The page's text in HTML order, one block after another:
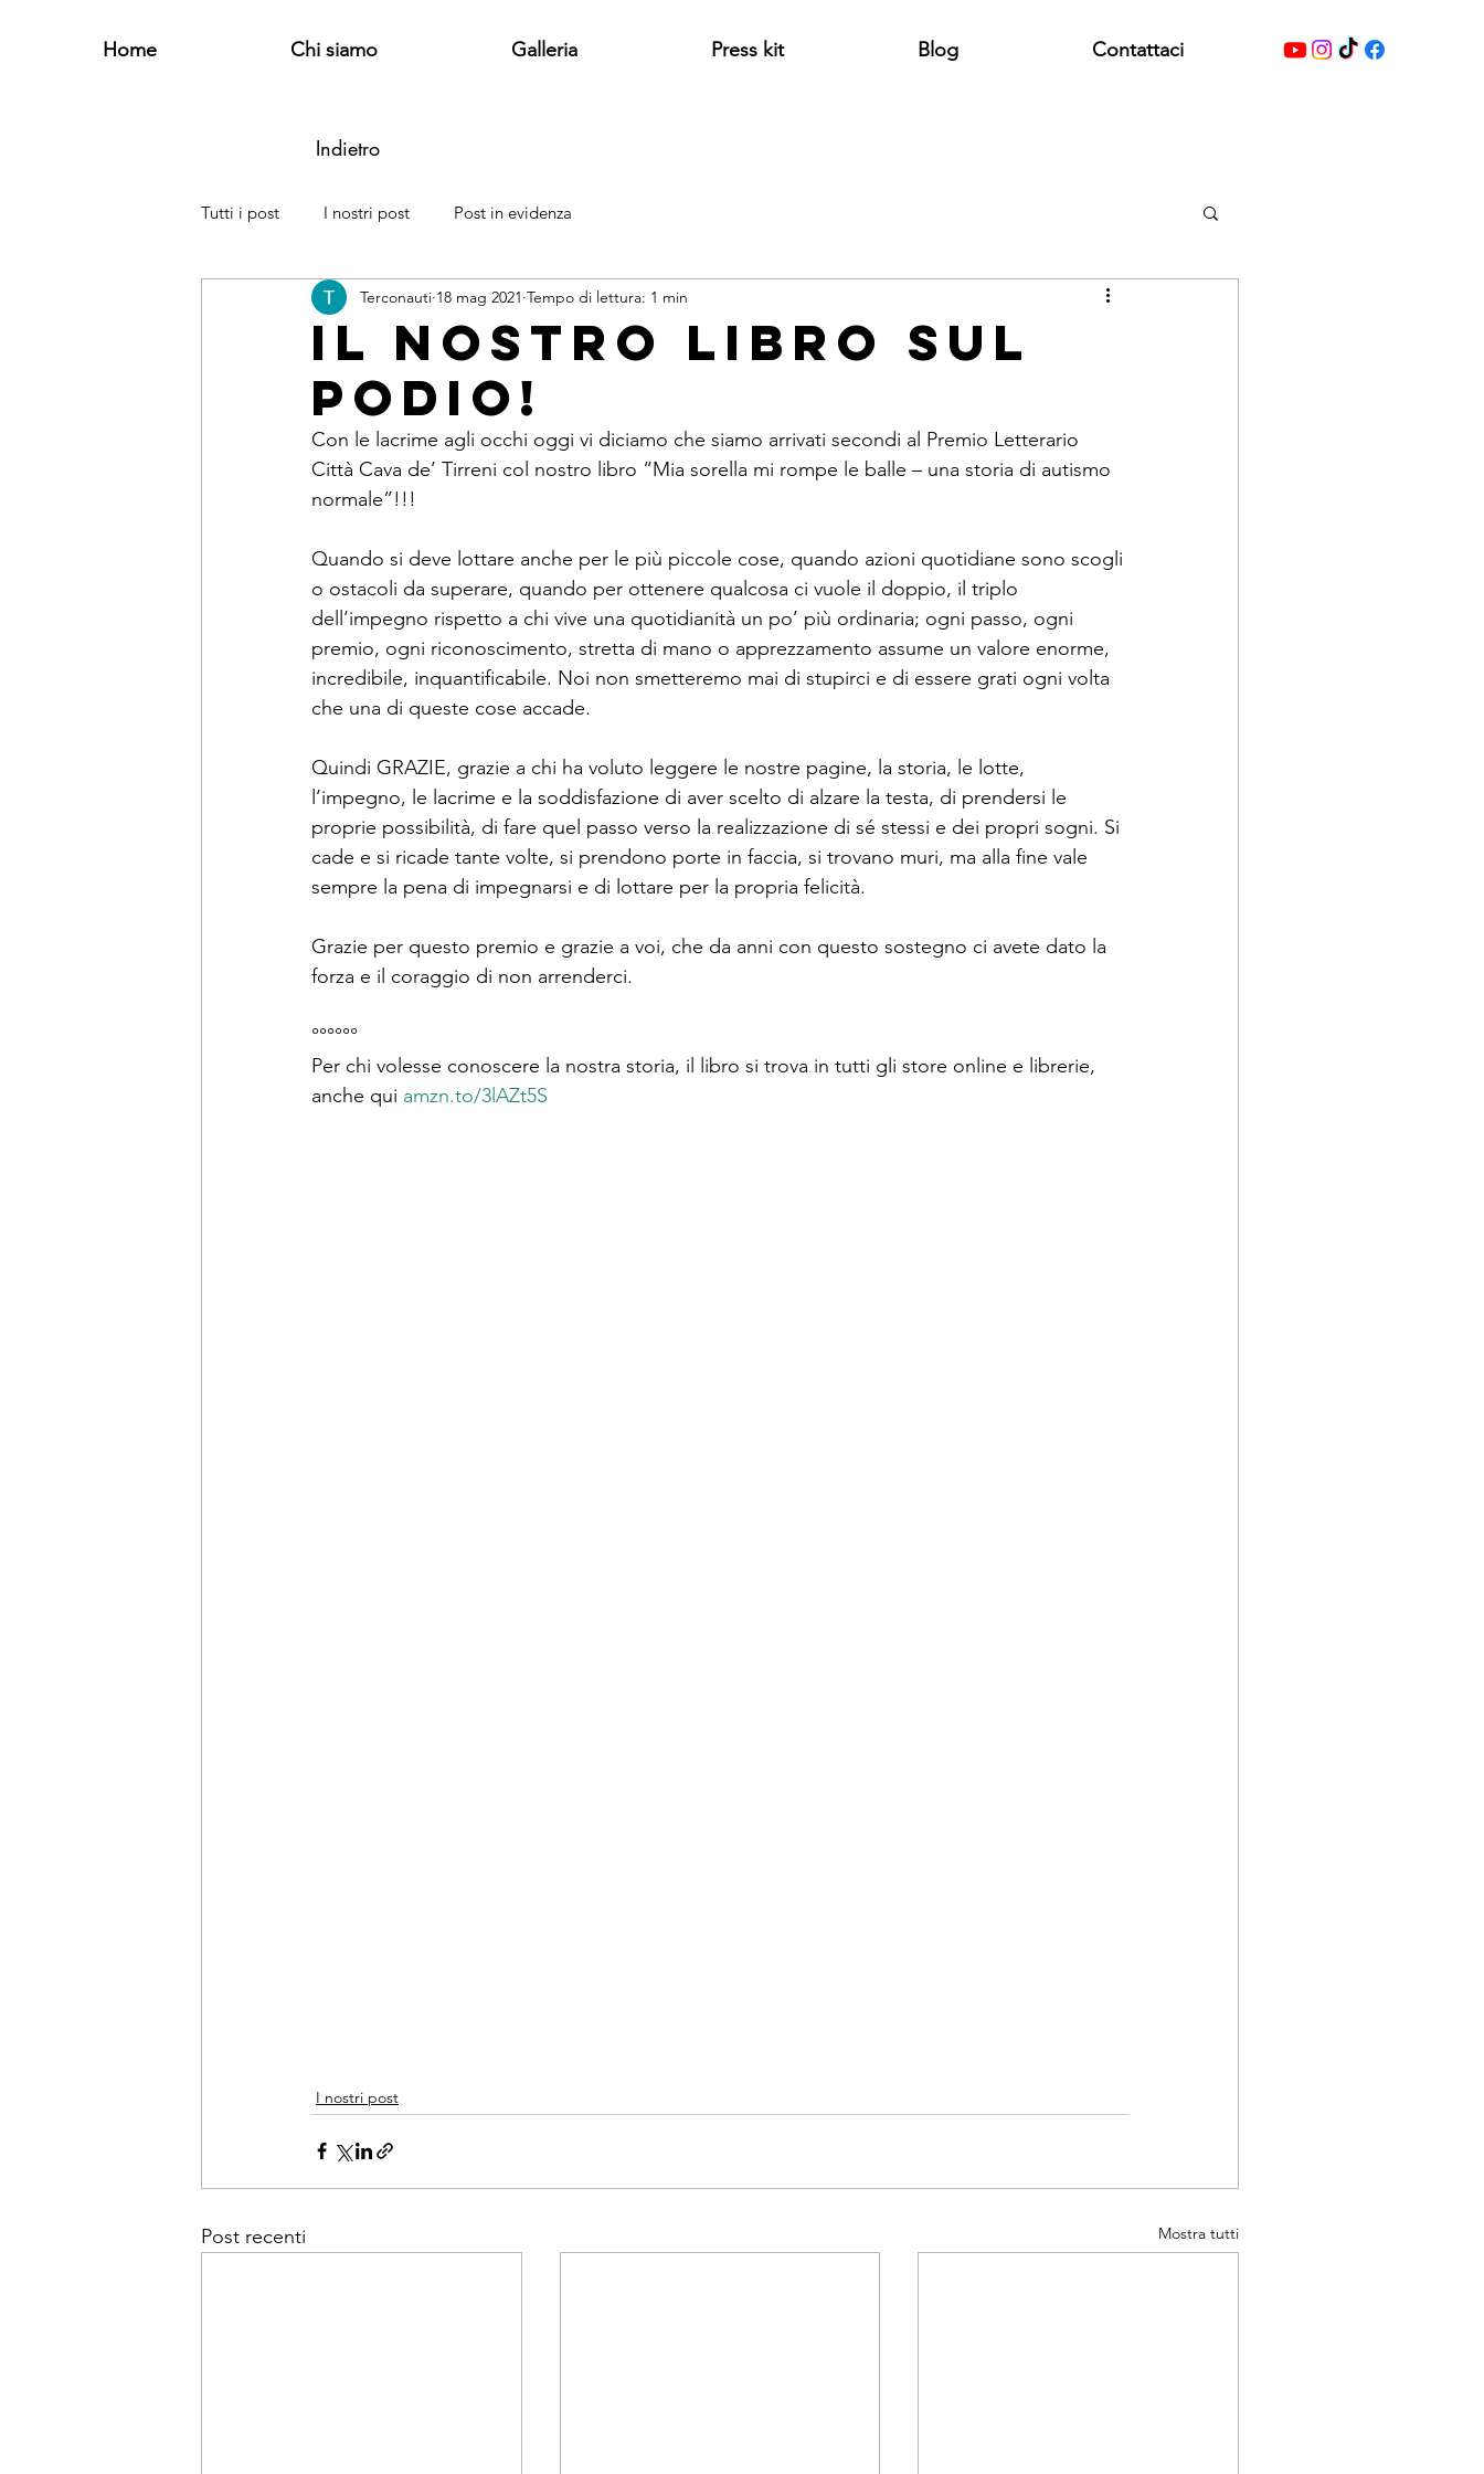
Home Chi siamo Galleria Press kit Blog Contattaci
Tutti i post I nostri post Post in evidenza
Il nostro libro sul
podio!
Terconauti 18 mag 2021 Tempo di lettura: 1 min
Con le lacrime agli occhi oggi vi diciamo che siamo arrivati secondi al Premio Letterario
Città Cava de’ Tirreni col nostro libro “Mia sorella mi rompe le balle – una storia di autismo
normale”!!!
Quando si deve lottare anche per le più piccole cose, quando azioni quotidiane sono scogli
o ostacoli da superare, quando per ottenere qualcosa ci vuole il doppio, il triplo
dell’impegno rispetto a chi vive una quotidianità un po’ più ordinaria; ogni passo, ogni
premio, ogni riconoscimento, stretta di mano o apprezzamento assume un valore enorme,
incredibile, inquantificabile. Noi non smetteremo mai di stupirci e di essere grati ogni volta
che una di queste cose accade.
Quindi GRAZIE, grazie a chi ha voluto leggere le nostre pagine, la storia, le lotte,
l’impegno, le lacrime e la soddisfazione di aver scelto di alzare la testa, di prendersi le
proprie possibilità, di fare quel passo verso la realizzazione di sé stessi e dei propri sogni. Si
cade e si ricade tante volte, si prendono porte in faccia, si trovano muri, ma alla fine vale
sempre la pena di impegnarsi e di lottare per la propria felicità.
Grazie per questo premio e grazie a voi, che da anni con questo sostegno ci avete dato la
forza e il coraggio di non arrenderci.
°°°°°°
Per chi volesse conoscere la nostra storia, il libro si trova in tutti gli store online e librerie,
anche qui amzn.to/3lAZt5S
I nostri post
Post recenti Mostra tutti
Indietro